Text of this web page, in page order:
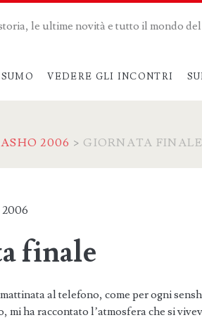
le ultime novità e tutto il mondo
VEDERE GLI INCONTRI
2006 > GIORNATA FINALE
2006
finale
al telefono, come per ogni
mi ha raccontato l’atmosfera che si